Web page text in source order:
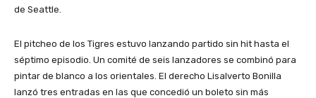
de Seattle.
El pitcheo de los Tigres estuvo lanzando partido sin hit hasta el
séptimo episodio. Un comité de seis lanzadores se combinó para
pintar de blanco a los orientales. El derecho Lisalverto Bonilla
lanzó tres entradas en las que concedió un boleto sin más